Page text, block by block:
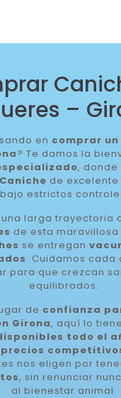
–
en comprar un
? Te damos la
, donde
de
estrictos
larga trayectoria
de esta maravillosa
se entregan
. Cuidamos cada
para que crezcan
equilibrados.
de confianza
Girona, aquí lo
todo el
precios
nos eligen por
, sin renunciar
al bienestar animal.